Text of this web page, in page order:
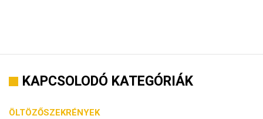
KAPCSOLODÓ KATEGÓRIÁK
ÖLTÖZŐSZEKRÉNYEK